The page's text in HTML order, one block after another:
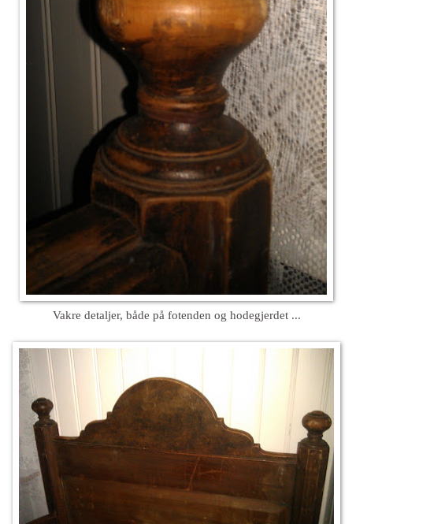
Vakre detaljer, både på fotenden og hodegjerdet ...